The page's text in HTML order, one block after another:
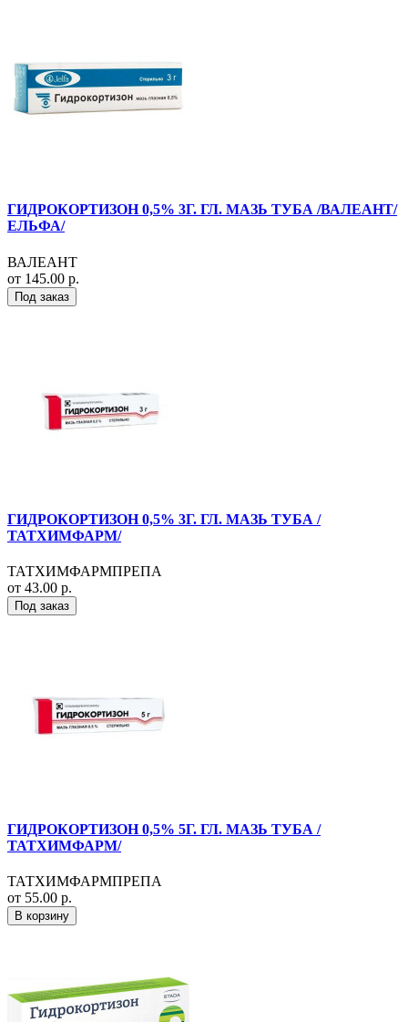
ГИДРОКОРТИЗОН 0,5% 3Г. ГЛ. МАЗЬ ТУБА /ВАЛЕАНТ/
ЕЛЬФА/
ВАЛЕАНТ
от 145.00 р.
Под заказ
ГИДРОКОРТИЗОН 0,5% 3Г. ГЛ. МАЗЬ ТУБА /
ТАТХИМФАРМ/
ТАТХИМФАРМПРЕПА
от 43.00 р.
Под заказ
ГИДРОКОРТИЗОН 0,5% 5Г. ГЛ. МАЗЬ ТУБА /
ТАТХИМФАРМ/
ТАТХИМФАРМПРЕПА
от 55.00 р.
В корзину